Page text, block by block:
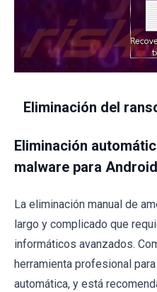
Eliminación del
Eliminación
malware para
La eliminación manual de
largo y complicado que
informáticos avanzados.
herramienta profesional
automática, y está